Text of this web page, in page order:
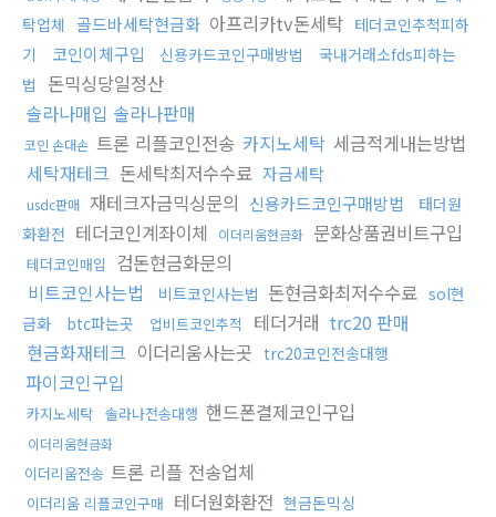
탁업체 골드바세탁현금화 아프리카tv돈세탁 테더코인추척피하
기
코인이체구입 신용카드코인구매방법
국내거래소fds피하는
법
돈믹싱당일정산
솔라나매입 솔라나판매
코인 손대손 트론 리플코인전송 카지노세탁 세금적게내는방법
세탁재테크 돈세탁최저수수료 자금세탁
usdc판매 재테크자금믹싱문의 신용카드코인구매방법
태더원
화환전 테더코인계좌이체 이더리움현금화 문화상품권비트구입
테더코인매입
검돈현금화문의
비트코인사는법
비트코인사는법 돈현금화최저수수료 sol현
금화
btc파는곳 업비트코인추적 테더거래 trc20 판매
현금화재테크 이더리움사는곳 trc20코인전송대행
파이코인구입
카지노세탁 솔라나전송대행 핸드폰결제코인구입
이더리움현금화
이더리움전송 트론 리플 전송업체
이더리움 리플코인구매 테더원화환전 현금돈믹싱